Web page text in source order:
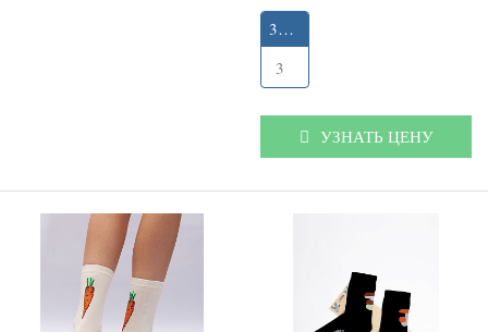
35-40
3
УЗНАТЬ ЦЕНУ